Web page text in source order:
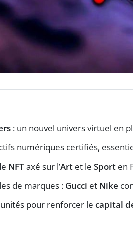
: un nouvel univers virtuel en
numériques certifiés,
NFTaxé sur l’Art et le Sport en
de marques : Gucci et Nike
pour renforcer le capital